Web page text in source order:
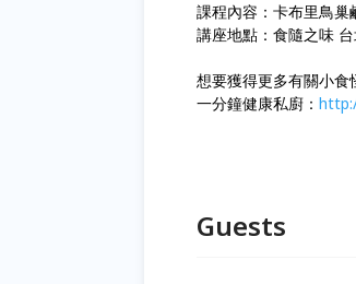
課程內容：卡布里鳥
講座地點：食隨之味
想要獲得更多有關小
一分鐘健康私廚：
Guests